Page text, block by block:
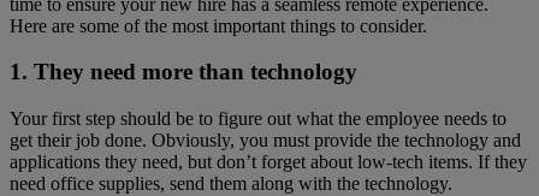
Here are some of the most important things to consider.
1. They need more than technology
Your first step should be to figure out what the employee needs to
get their job done. Obviously, you must provide the technology and
applications they need, but don’t forget about low-tech items. If they
need office supplies, send them along with the technology.